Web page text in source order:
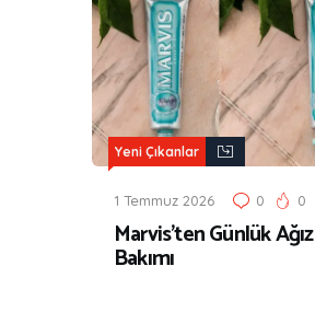
Yeni Çıkanlar
1 Temmuz 2026 0 0
Marvis’ten Günlük Ağız
Bakımı